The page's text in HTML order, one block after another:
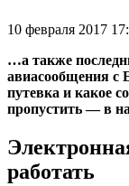
10 февраля 2017
…а также
авиасообщения с
путевка и какое
пропустить — в
работать